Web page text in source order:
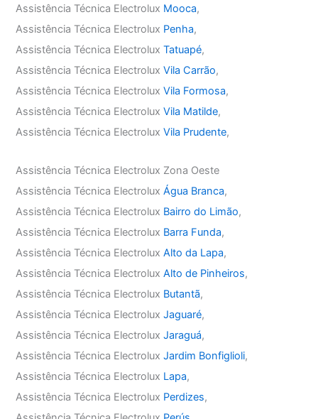
Assistência Técnica Electrolux Mooca,
Assistência Técnica Electrolux Penha,
Assistência Técnica ElectroluxTatuapé,
Assistência Técnica ElectroluxVila Carrão,
Assistência Técnica ElectroluxVila Formosa,
Assistência Técnica ElectroluxVila Matilde,
Assistência Técnica ElectroluxVila Prudente,
Assistência Técnica Electrolux Zona Oeste
Assistência Técnica ElectroluxÁgua Branca,
Assistência Técnica Electrolux Bairro do Limão,
Assistência Técnica Electrolux Barra Funda,
Assistência Técnica ElectroluxAlto da Lapa,
Assistência Técnica ElectroluxAlto de Pinheiros,
Assistência Técnica Electrolux Butantã,
Assistência Técnica ElectroluxJaguaré,
Assistência Técnica ElectroluxJaraguá,
Assistência Técnica ElectroluxJardim Bonfiglioli,
Assistência Técnica Electrolux Lapa,
Assistência Técnica Electrolux Perdizes,